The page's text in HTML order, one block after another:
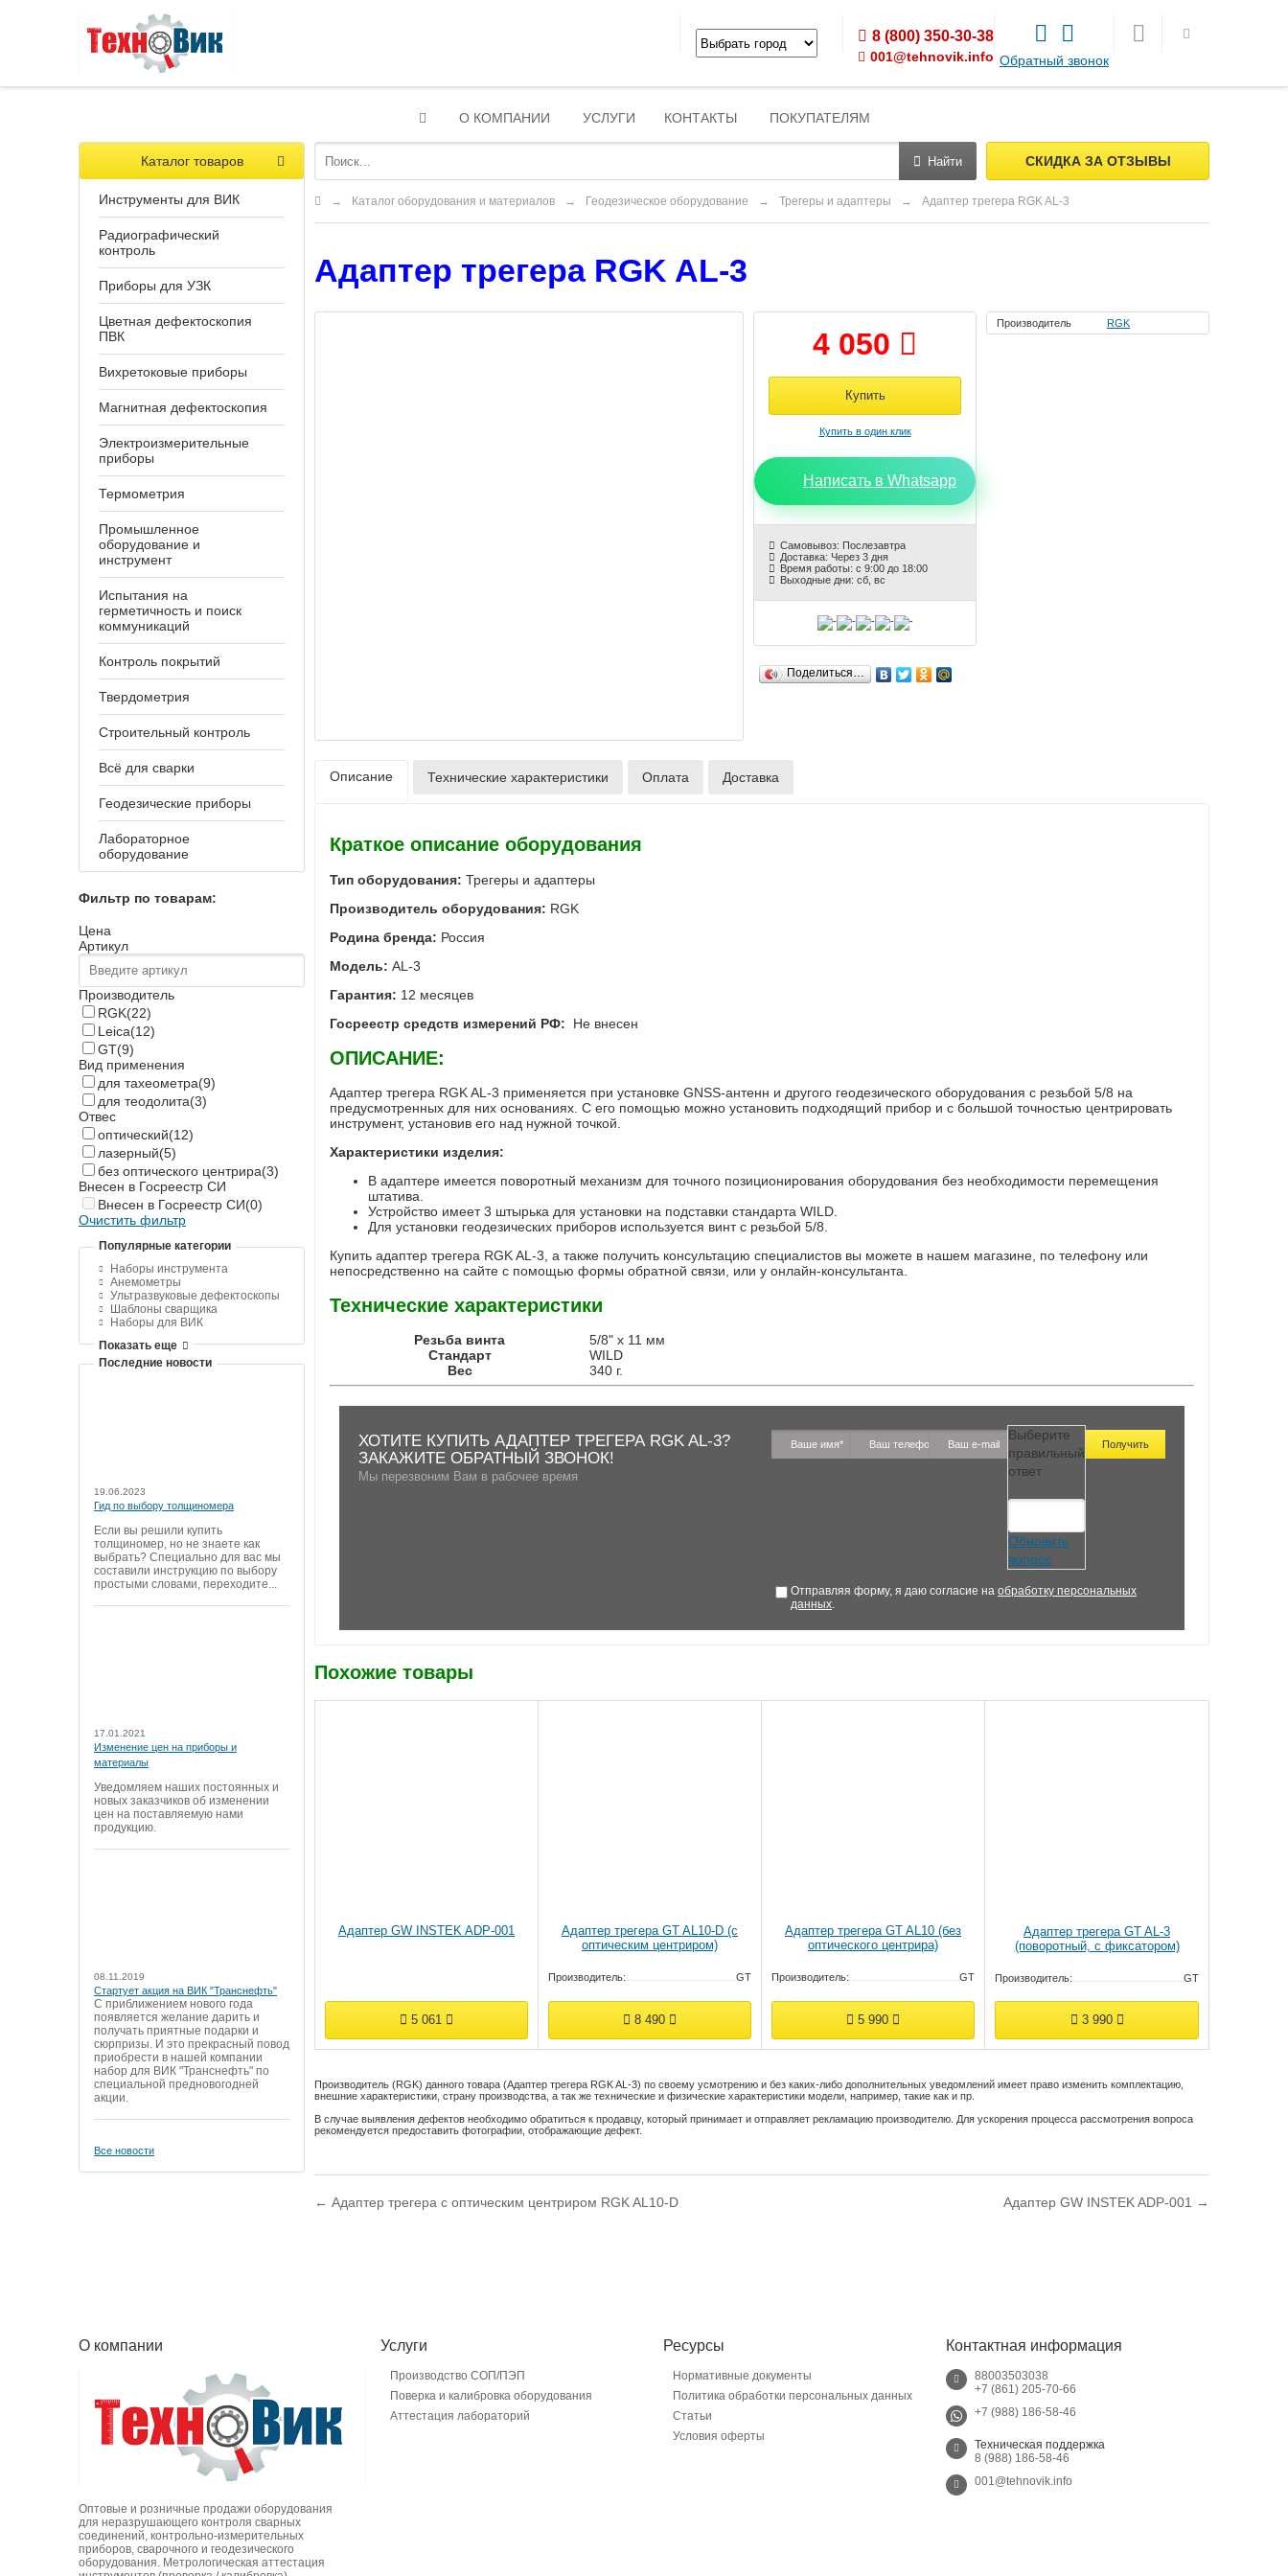
Обратный звонок
8 (800) 350-30-38
001@tehnovik.info
О КОМПАНИИ УСЛУГИ КОНТАКТЫ ПОКУПАТЕЛЯМ
Каталог товаров
Инструменты для ВИК
Радиографический
контроль
Приборы для УЗК
Цветная дефектоскопия
ПВК
Вихретоковые приборы
Магнитная дефектоскопия
Электроизмерительные
приборы
Термометрия
Промышленное
оборудование и
инструмент
Испытания на
герметичность и поиск
коммуникаций
Контроль покрытий
Твердометрия
Строительный контроль
Всё для сварки
Геодезические приборы
Лабораторное
оборудование
Фильтр по товарам:
Цена
Артикул
Производитель
RGK(22)
Leica(12)
GT(9)
Вид применения
для тахеометра(9)
для теодолита(3)
Отвес
оптический(12)
лазерный(5)
без оптического центрира(3)
Внесен в Госреестр СИ
Внесен в Госреестр СИ(0)
Очистить фильтр
Популярные категории
Наборы инструмента
Анемометры
Ультразвуковые дефектоскопы
Шаблоны сварщика
Наборы для ВИК
Показать еще
Последние новости
19.06.2023
Гид по выбору толщиномера
Если вы решили купить
толщиномер, но не знаете как
выбрать? Специально для вас мы
составили инструкцию по выбору
простыми словами, переходите...
17.01.2021
Изменение цен на приборы и
материалы
Уведомляем наших постоянных и
новых заказчиков об изменении
цен на поставляемую нами
продукцию.
08.11.2019
Стартует акция на ВИК "Транснефть"
С приближением нового года
появляется желание дарить и
получать приятные подарки и
сюрпризы. И это прекрасный повод
приобрести в нашей компании
набор для ВИК "Транснефть" по
специальной предновогодней
акции.
Все новости
Найти СКИДКА ЗА ОТЗЫВЫ
→ Каталог оборудования и материалов → Геодезическое оборудование → Трегеры и адаптеры → Адаптер трегера RGK AL-3
Адаптер трегера RGK AL-3
4 050
Написать в Whatsapp
Самовывоз: Послезавтра
Доставка: Через 3 дня
Время работы: с 9:00 до 18:00
Выходные дни: сб, вс
Поделиться…
Производитель RGK
Описание Технические характеристики Оплата Доставка
Краткое описание оборудования
Тип оборудования: Трегеры и адаптеры
Производитель оборудования: RGK
Родина бренда: Россия
Модель: AL-3
Гарантия: 12 месяцев
Госреестр средств измерений РФ: Не внесен
ОПИСАНИЕ:
Адаптер трегера RGK AL-3 применяется при установке GNSS-антенн и другого геодезического оборудования с резьбой 5/8 на
предусмотренных для них основаниях. С его помощью можно установить подходящий прибор и с большой точностью центрировать
инструмент, установив его над нужной точкой.
Характеристики изделия:
В адаптере имеется поворотный механизм для точного позиционирования оборудования без необходимости перемещения
штатива.
Устройство имеет 3 штырька для установки на подставки стандарта WILD.
Для установки геодезических приборов используется винт с резьбой 5/8.
Купить адаптер трегера RGK AL-3, а также получить консультацию специалистов вы можете в нашем магазине, по телефону или
непосредственно на сайте с помощью формы обратной связи, или у онлайн-консультанта.
Технические характеристики
Резьба винта
5/8" x 11 мм
Стандарт
WILD
Вес
340 г.
ХОТИТЕ КУПИТЬ АДАПТЕР ТРЕГЕРА RGK AL-3?
ЗАКАЖИТЕ ОБРАТНЫЙ ЗВОНОК!
Мы перезвоним Вам в рабочее время
Выберите
правильный
ответ
Обновить
вопрос
Отправляя форму, я даю согласие на обработку персональных
данных.
Похожие товары
Адаптер GW INSTEK ADP-001
5 061
Адаптер трегера GT AL10-D (c
оптическим центриром)
Производитель: GT
8 490
Адаптер трегера GT AL10 (без
оптического центрира)
Производитель: GT
5 990
Адаптер трегера GT AL-3
(поворотный, с фиксатором)
Производитель: GT
3 990
Производитель (RGK) данного товара (Адаптер трегера RGK AL-3) по своему усмотрению и без каких-либо дополнительных уведомлений имеет право изменить комплектацию,
внешние характеристики, страну производства, а так же технические и физические характеристики модели, например, такие как и пр.
В случае выявления дефектов необходимо обратиться к продавцу, который принимает и отправляет рекламацию производителю. Для ускорения процесса рассмотрения вопроса
рекомендуется предоставить фотографии, отображающие дефект.
← Адаптер трегера с оптическим центриром RGK AL10-D Адаптер GW INSTEK ADP-001 →
О компании
Оптовые и розничные продажи оборудования
для неразрушающего контроля сварных
соединений, контрольно-измерительных
приборов, сварочного и геодезического
оборудования. Метрологическая аттестация
Услуги
Производство СОП/ПЭП
Поверка и калибровка оборудования
Аттестация лабораторий
Ресурсы
Нормативные документы
Политика обработки персональных данных
Статьи
Условия оферты
Контактная информация
88003503038
+7 (861) 205-70-66
+7 (988) 186-58-46
Техническая поддержка
8 (988) 186-58-46
001@tehnovik.info